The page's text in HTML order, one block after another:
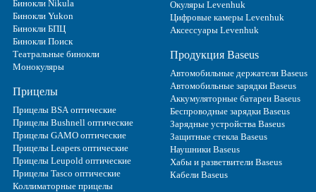
Бинокли Nikula
Бинокли Yukon
Бинокли БПЦ
Бинокли Поиск
Театральные бинокли
Монокуляры
Прицелы
Прицелы BSA оптические
Прицелы Bushnell оптические
Прицелы GAMO оптические
Прицелы Leapers оптические
Прицелы Leupold оптические
Прицелы Tasco оптические
Коллиматорные прицелы
Окуляры Levenhuk
Цифровые камеры Levenhuk
Аксессуары Levenhuk
Продукция Baseus
Автомобильные держатели Baseus
Автомобильные зарядки Baseus
Аккумуляторные батареи Baseus
Беспроводные зарядки Baseus
Зарядные устройства Baseus
Защитные стекла Baseus
Наушники Baseus
Хабы и разветвители Baseus
Кабели Baseus